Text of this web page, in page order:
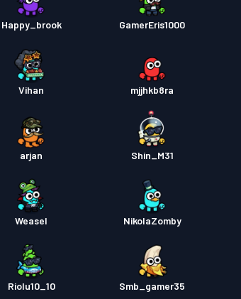
Happy_brook GamerEris1000
Vihan mjjhkb8ra
arjan Shin_M31
Weasel NikolaZomby
Riolu10_10 Smb_gamer35